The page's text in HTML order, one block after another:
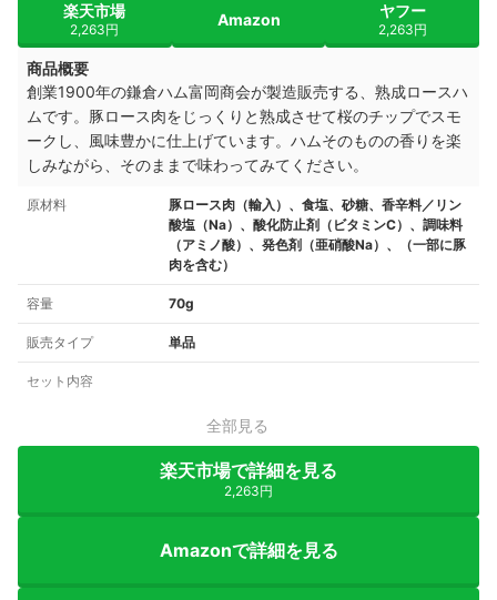
楽天市場
2,263円
Amazon ヤフー
2,263円
商品概要
創業1900年の鎌倉ハム富岡商会が製造販売する、熟成ロースハ
ムです。豚ロース肉をじっくりと熟成させて桜のチップでスモ
ークし、風味豊かに仕上げています。ハムそのものの香りを楽
しみながら、そのままで味わってみてください。
原材料
豚ロース肉（輸入）、食塩、砂糖、香辛料／リン
酸塩（Na）、酸化防止剤（ビタミンC）、調味料
（アミノ酸）、発色剤（亜硝酸Na）、（一部に豚
肉を含む）
容量 70g
販売タイプ 単品
セット内容
全部見る
楽天市場で詳細を見る
2,263円
Amazonで詳細を見る